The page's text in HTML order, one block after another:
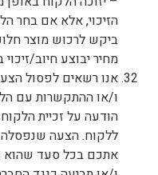
הזיכוי, אלא אם בחר
ביקש לרכוש מוצר
מחיר יבוצע חיוב/
אנו רשאים לפסול
ו/או ההתקשרות עם
הודעה על זכיית
ללקוח. הצעה שנפסלה
אתכם בכל סעד שהוא